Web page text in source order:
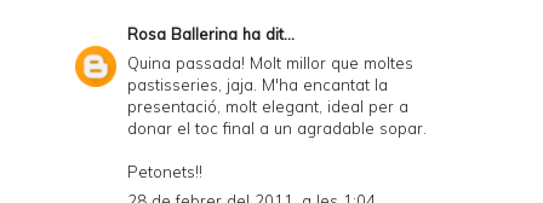
Rosa Ballerina ha dit...
Quina passada! Molt millor que moltes
pastisseries, jaja. M'ha encantat la
presentació, molt elegant, ideal per a
donar el toc final a un agradable sopar.
Petonets!!